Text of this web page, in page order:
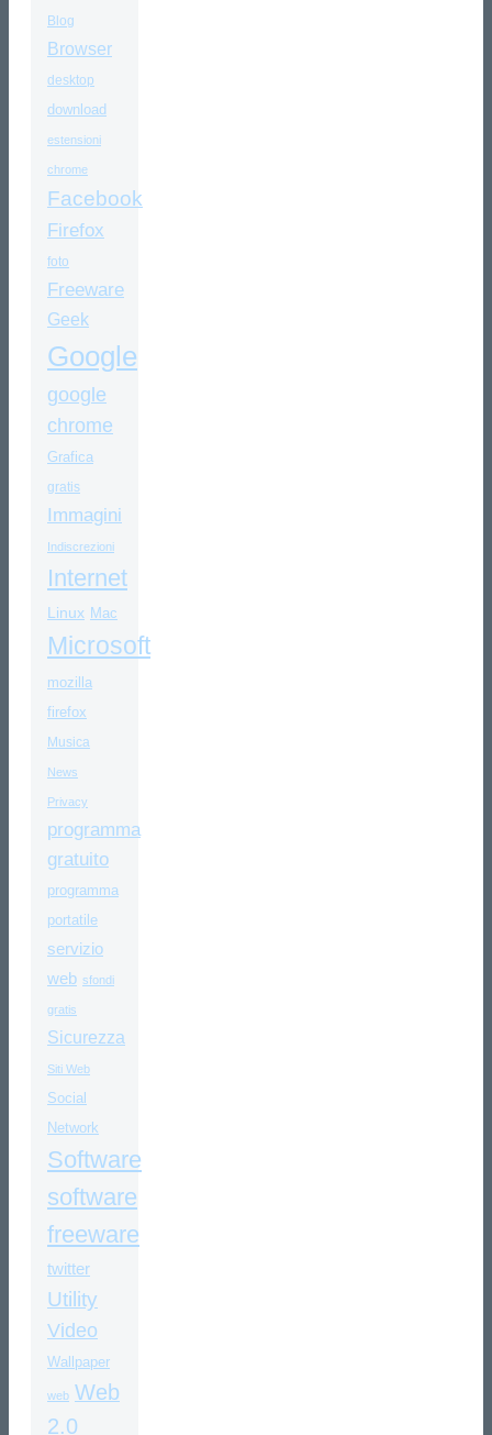
Blog
Browser
desktop
download
estensioni
chrome
Facebook
Firefox
foto
Freeware
Geek
Google
google
chrome
Grafica
gratis
Immagini
Indiscrezioni
Internet
Linux Mac
Microsoft
mozilla
firefox
Musica
News
Privacy
programma
gratuito
programma
portatile
servizio
web sfondi
gratis
Sicurezza
Siti Web
Social
Network
Software
software
freeware
twitter
Utility
Video
Wallpaper
web Web
2.0